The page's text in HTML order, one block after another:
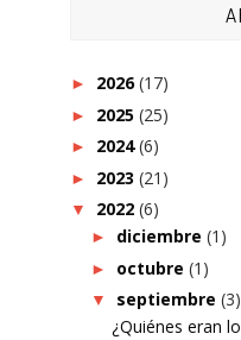
► 2026(17)
► 2025 (25)
► 2024(6)
► 2023 (21)
▼ 2022 (6)
► diciembre (1)
► octubre (1)
▼ septiembre (3)
¿Quiénes eran